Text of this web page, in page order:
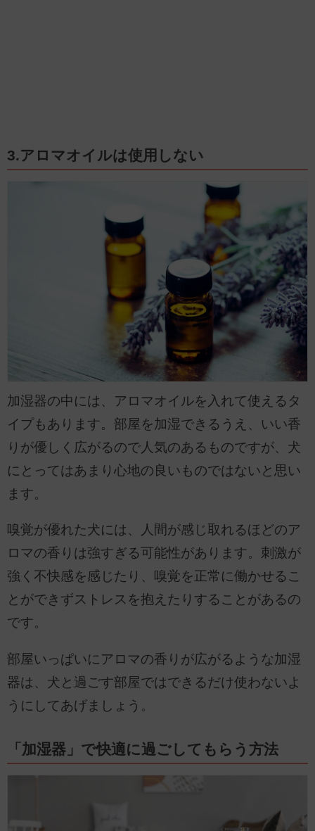
3.アロマオイルは使用しない
加湿器の中には、アロマオイルを入れて使えるタ
イプもあります。部屋を加湿できるうえ、いい香
りが優しく広がるので人気のあるものですが、犬
にとってはあまり心地の良いものではないと思い
ます。
嗅覚が優れた犬には、人間が感じ取れるほどのア
ロマの香りは強すぎる可能性があります。刺激が
強く不快感を感じたり、嗅覚を正常に働かせるこ
とができずストレスを抱えたりすることがあるの
です。
部屋いっぱいにアロマの香りが広がるような加湿
器は、犬と過ごす部屋ではできるだけ使わないよ
うにしてあげましょう。
「加湿器」で快適に過ごしてもらう方法